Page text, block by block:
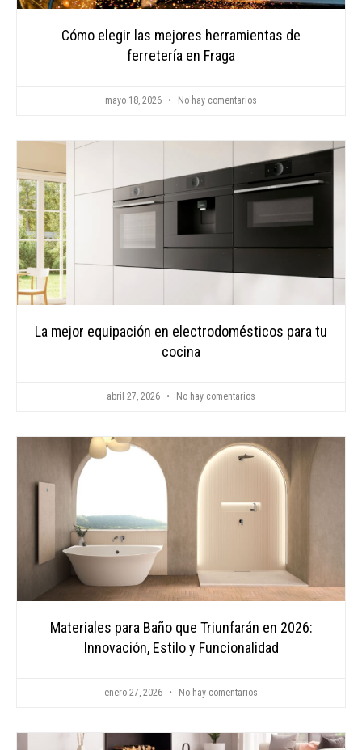
Cómo elegir las mejores herramientas de
ferretería en Fraga
mayo 18, 2026 No hay comentarios
La mejor equipación en electrodomésticos para tu
cocina
abril 27, 2026 No hay comentarios
Materiales para Baño que Triunfarán en 2026:
Innovación, Estilo y Funcionalidad
enero 27, 2026 No hay comentarios